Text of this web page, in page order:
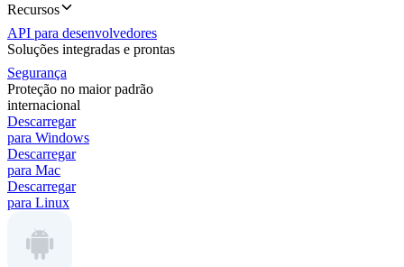
Recursos
API para desenvolvedores
Soluções integradas e prontas
Segurança
Proteção no maior padrão
internacional
Descarregar
para Windows
Descarregar
para Mac
Descarregar
para Linux